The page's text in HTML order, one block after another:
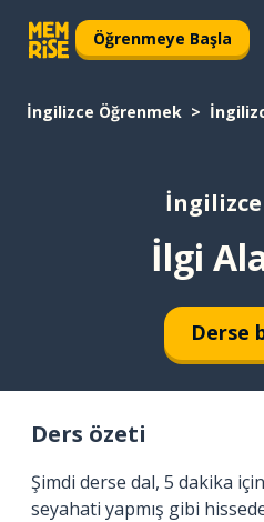
Öğrenmeye Başla
İngilizce Öğrenmek
İlgi
Derse
Ders özeti
Şimdi derse dal, 5 dakika
seyahati yapmış gibi